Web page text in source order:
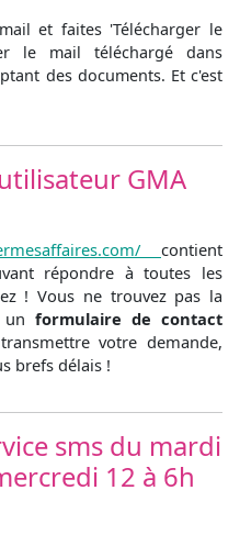
et faites 'Télécharger le
le mail téléchargé dans
des documents. Et c'est
GMA
contient
répondre à toutes les
! Vous ne trouvez pas la
unformulaire de contact
votre demande,
brefs délais !
sms du mardi
12 à 6h